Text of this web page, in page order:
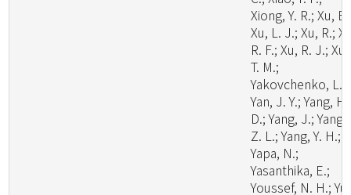
Xiong, Y. R.; Xu,
Xu, L. J.; Xu, R.;
R. F.; Xu, R. J.; Xu,
T. M.;
Yakovchenko, L.;
Yan, J. Y.; Yang, H.
D.; Yang, J.; Yang,
Z. L.; Yang, Y. H.;
Yapa, N.;
Yasanthika, E.;
Youssef, N. H.; Yu,